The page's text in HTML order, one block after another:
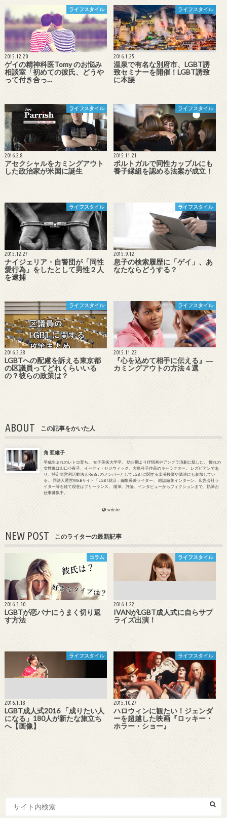
ライフスタイル
2015.12.20
ゲイの精神科医Tomy のお悩み
相談室「初めての彼氏、どうや
って付き合っ…
ライフスタイル
2016.1.25
温泉で有名な別府市、LGBT誘
致セミナーを開催！LGBT誘致
に本腰
ライフスタイル
2016.2.8
アセクシャルをカミングアウト
した政治家が米国に誕生
ライフスタイル
2015.11.21
ポルトガルで同性カップルにも
養子縁組を認める法案が成立！
ライフスタイル
2015.12.27
ナイジェリア・自警団が「同性
愛行為」をしたとして男性２人
を逮捕
ライフスタイル
2015.9.12
息子の検索履歴に「ゲイ」、あ
なたならどうする？
ライフスタイル
2016.3.28
LGBTへの配慮を訴える東京都
の区議員ってどれくらいいる
の？彼らの政策は？
ライフスタイル
2015.11.22
『心を込めて相手に伝える』―
カミングアウトの方法４選
ABOUT この記事をかいた人
角 亜維子
平成生まれのレトロ育ち。 女子美術大学卒。 幼少期より抒情画やアングラ演劇に親しむ。 憧れの
女性像は山口小夜子、イーディ・セジウィック、大島弓子作品のキャラクター。 レズビアンであ
り、特定非営利活動法人ReBit のメンバーとしてLGBTに関する出張授業や講演にも参加してい
る。 同法人運営WEBサイト「LGBT就活」編集長兼ライター。 雑誌編集インターン、広告会社ラ
イター等を経て現在はフリーランス。 随筆、評論、インタビューからフィクションまで、執筆お
仕事募集中。
WebSite
NEW POST このライターの最新記事
コラム
2016.3.30
LGBTが恋バナにうまく切り返
す方法
ライフスタイル
2016.1.22
IVANがLGBT成人式に自らサプ
ライズ出演！
ライフスタイル
2016.1.18
LGBT成人式2016 「成りたい人
になる」180人が新たな旅立ち
へ【画像】
ライフスタイル
2015.10.27
ハロウィンに観たい！ジェンダ
ーを超越した映画『ロッキー・
ホラー・ショー』